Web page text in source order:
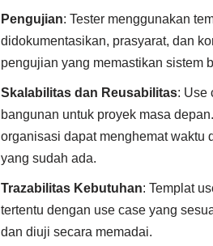
Pengujian: Tester menggunakan
didokumentasikan, prasyarat, dan
pengujian yang memastikan sistem
Skalabilitas dan Reusabilitas: Use
bangunan untuk proyek masa
organisasi dapat menghemat waktu
yang sudah ada.
Trazabilitas Kebutuhan: Templat
tertentu dengan use case yang
dan diuji secara memadai.